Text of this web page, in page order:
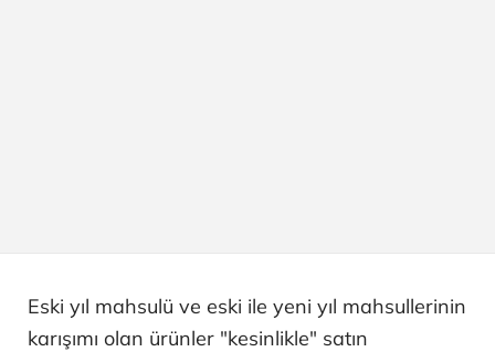
Eski yıl mahsulü ve eski ile yeni yıl mahsullerinin
karışımı olan ürünler "kesinlikle" satın